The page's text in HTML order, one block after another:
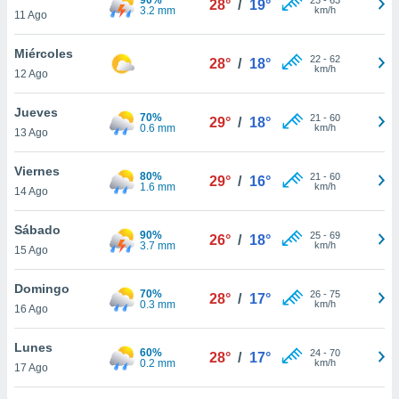
más
nuestra
y
de
disponible
cookies
aceptar
11 Ago
3.2 mm
28° / 19°
km/h
Miércoles
12 Ago
28° / 18° 22- 62
km/h
Jueves
13 Ago
70%
0.6 mm
29° / 18° 21 - 60
km/h
Viernes
14 Ago
80%
1.6 mm
29° / 16° 21 - 60
km/h
Sábado
15 Ago
90%
3.7 mm
26° / 18° 25- 69
km/h
Domingo
16 Ago
70%
0.3 mm
28° / 17° 26- 75
km/h
Lunes
17 Ago
60%
0.2 mm
28° / 17° 24- 70
km/h